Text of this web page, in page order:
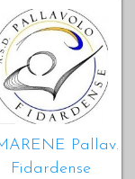
Pallav.
Fidardense